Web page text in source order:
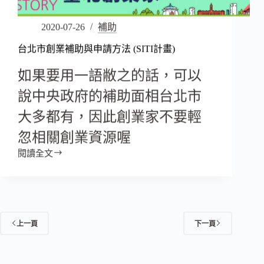
2020-07-26 補助
台北市創業補助與申請方法 (SITI計畫)
如果要用一語敝之的話，可以
說中央政府的補助面相台北市
大多都有，因此創業家不要輕
忽相關創業資源喔
閱讀全文
上一頁 下一頁